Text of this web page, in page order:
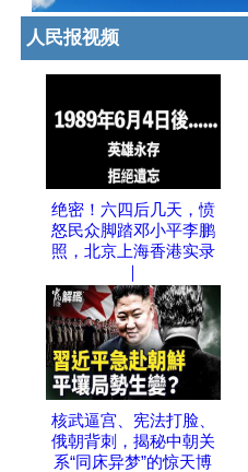
人民报视频
绝密！六四后几天，愤
怒民众脚踏邓小平李鹏
照，北京上海香港实录
｜
核武逼宫、宪法打脸、
俄朝背刺，揭秘中朝关
系“同床异梦”的惊天博